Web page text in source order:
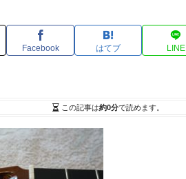
Facebook はてブ LINE
この記事は約0分で読めます。